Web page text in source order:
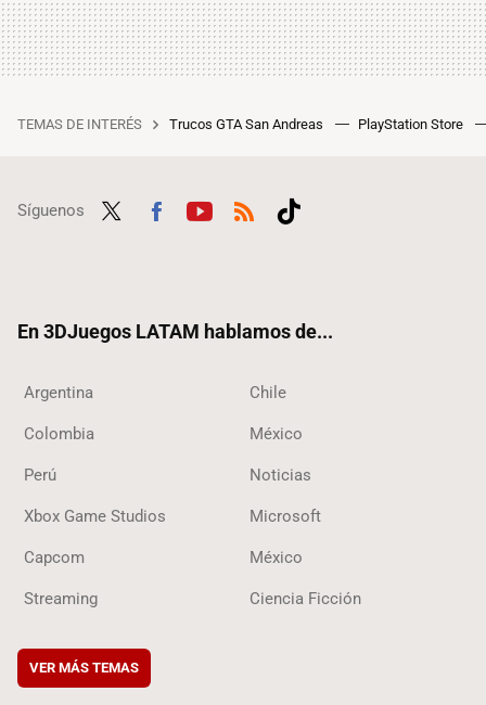
TEMAS DE INTERÉS Trucos GTA San Andreas PlayStation Store
Síguenos
En 3DJuegos LATAM hablamos de...
Argentina Chile
Colombia México
Perú Noticias
Xbox Game Studios Microsoft
Capcom México
Streaming Ciencia Ficción
VER MÁS TEMAS